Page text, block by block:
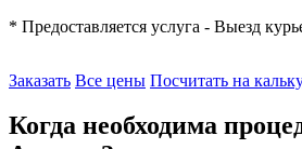
* Предоставляется услуга - Выезд
Заказать Все цены Посчитать на
Когда необходима